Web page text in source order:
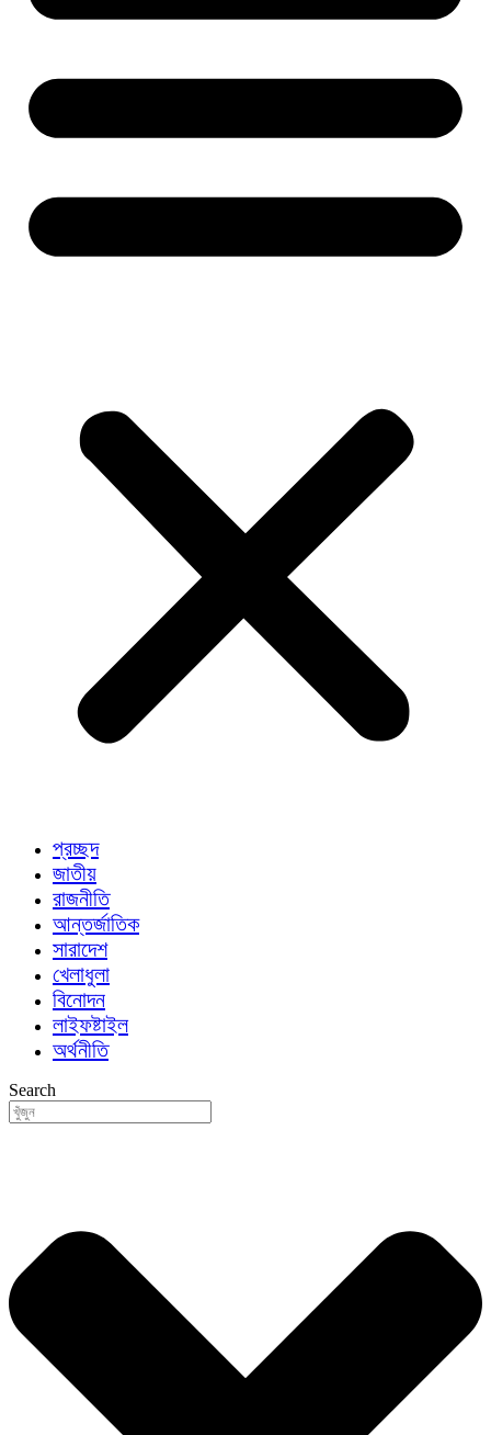
প্রচ্ছদ
জাতীয়
রাজনীতি
আন্তর্জাতিক
সারাদেশ
খেলাধুলা
বিনোদন
লাইফষ্টাইল
অর্থনীতি
Search